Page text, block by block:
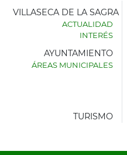
AYUNTAMIENTO
VILLASECA DE LA SAGRA
ACTUALIDAD
INTERÉS
AYUNTAMIENTO
ÁREAS MUNICIPALES
TURISMO